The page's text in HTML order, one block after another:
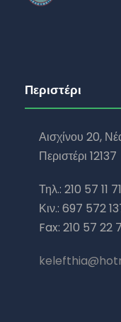
Περιστέρι
Αισχίνου 20,
Περιστέρι 12137
Τηλ.: 210 57 11
Κιν.: 697 572
Fax: 210 57 22